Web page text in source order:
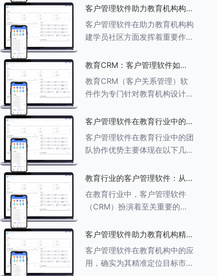
促进家校合作的关键。以下将详
细探讨如何通过教育行业的客户
管理软件来提升家长的参与度。
###
客户管理软件助力教育机构构建
学员社区
客户管理软件在助力教育机构构
建学员社区方面发挥着重要作
述其助力作用： ###一、学员
信息管理 客户管理软件具备强
大的学员信息管理功能，能够集
中存储
教育CRM：客户管理软件如何
增强教育品牌影响力
教育CRM（客户关系管理）软
件作为专门针对教育机构设计的
影响力方面发挥着重要作用。以
下详细分析教育CRM软件如何
助力提升教育品牌影响力：
###一、
客户管理软件在教育行业中的团
队协作优势
客户管理软件在教育行业中的团
队协作优势主要体现在以下几个
与共享 客户管理软件作为强大
的信息存储库，能够整合并记录
学生的基本信息（如姓名、年
龄、联
教育行业的客户管理软件：从招
生到毕业的全方位管理
在教育行业中，客户管理软件
（CRM）扮演着至关重要的角
全方位管理，提升教育机构的管
理效率和学员满意度。以下是一
些适合教育行业的CRM软件及
其功能特点：
客户管理软件助力教育机构精准
定位目标市场
客户管理软件在教育机构中的应
用，确实为其精准定位目标市场